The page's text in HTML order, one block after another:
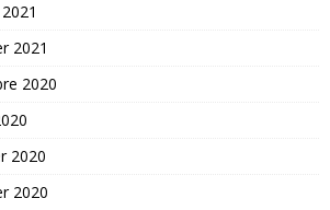
2021
2020
2020
2020